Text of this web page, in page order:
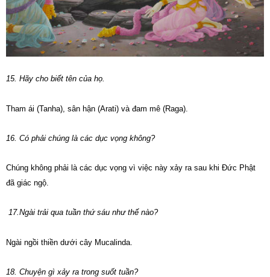
15. Hãy cho biết tên của họ.
Tham ái (Tanha), sân hận (Arati) và đam mê (Raga).
16. Có phải chúng là các dục vọng không?
Chúng không phải là các dục vọng vì việc này xảy ra sau khi Đức Phật
đã giác ngộ.
17.Ngài trải qua tuần thứ sáu như thế nào?
Ngài ngồi thiền dưới cây Mucalinda.
18. Chuyện gì xảy ra trong suốt tuần?